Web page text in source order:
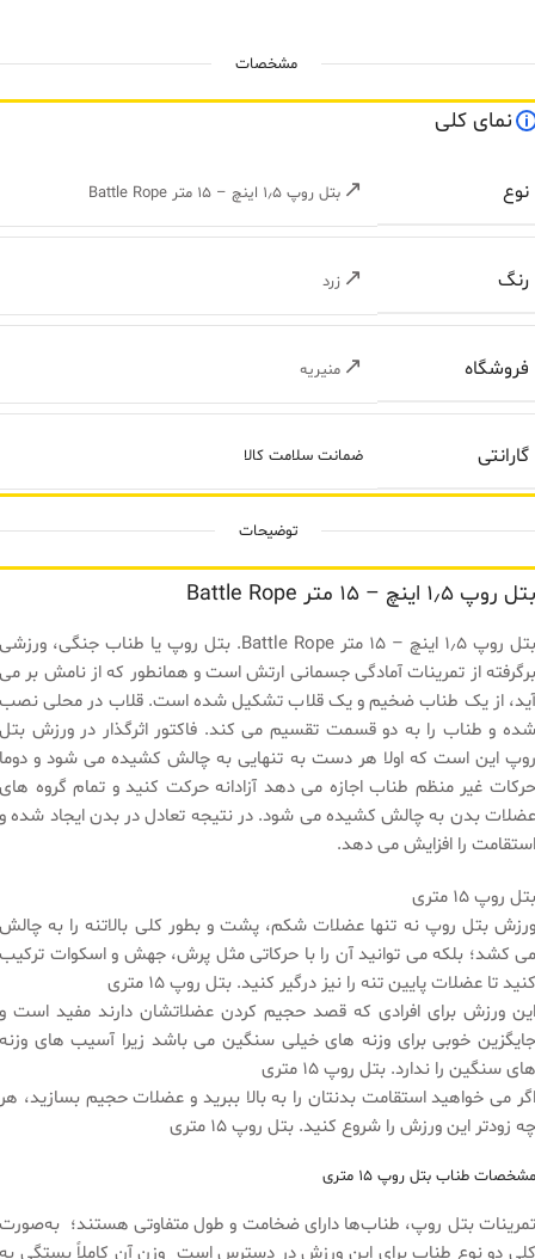
توضیحات
بتل روپ ۱٫۵ اینچ – ۱۵ متر Battle Rope
بتل روپ ۱٫۵ اینچ – ۱۵ متر Battle Rope. بتل روپ یا طناب جنگی، ورزشی
برگرفته از تمرینات آمادگی جسمانی ارتش است و همانطور که از نامش بر می
آید، از یک طناب ضخیم و یک قلاب تشکیل شده است. قلاب در محلی نصب
شده و طناب را به دو قسمت تقسیم می کند. فاکتور اثرگذار در ورزش بتل
روپ این است که اولا هر دست به تنهایی به چالش کشیده می شود و دوما
حرکات غیر منظم طناب اجازه می دهد آزادانه حرکت کنید و تمام گروه های
عضلات بدن به چالش کشیده می شود. در نتیجه تعادل در بدن ایجاد شده و
استقامت را افزایش می دهد.
بتل روپ ۱۵ متری
ورزش بتل روپ نه تنها عضلات شکم، پشت و بطور کلی بالاتنه را به چالش
می کشد؛ بلکه می توانید آن را با حرکاتی مثل پرش، جهش و اسکوات ترکیب
کنید تا عضلات پایین تنه را نیز درگیر کنید. بتل روپ ۱۵ متری
این ورزش برای افرادی که قصد حجیم کردن عضلاتشان دارند مفید است و
جایگزین خوبی برای وزنه های خیلی سنگین می باشد زیرا آسیب های وزنه
های سنگین را ندارد. بتل روپ ۱۵ متری
اگر می خواهید استقامت بدنتان را به بالا ببرید و عضلات حجیم بسازید، هر
چه زودتر این ورزش را شروع کنید. بتل روپ ۱۵ متری
مشخصات طناب بتل روپ ۱۵ متری
تمرینات بتل روپ، طناب‌ها دارای ضخامت و طول متفاوتی هستند؛ به‌صورت
کلی دو نوع طناب برای این ورزش در دسترس است وزن آن کاملاً بستگی به
مشخصات
نمای کلی
نوع بتل روپ ۱٫۵ اینچ – ۱۵ متر Battle Rope
رنگ زرد
فروشگاه منیریه
گارانتی ضمانت سلامت کالا